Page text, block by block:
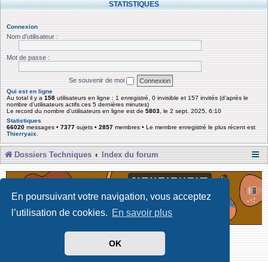
En poursuivant votre navigation, vous acceptez
l’utilisation de cookies. En savoir plus
OK
STATISTIQUES
Connexion
Nom d’utilisateur :
Mot de passe :
Se souvenir de moi
Qui est en ligne
Au total il y a 158 utilisateurs en ligne : 1 enregistré, 0 invisible et 157 invités (d’après le
nombre d’utilisateurs actifs ces 5 dernières minutes)
Le record du nombre d’utilisateurs en ligne est de 5803 , le 2 sept. 2025, 6:10
Statistiques
66020 messages • 7377 sujets • 2857 membres • Le membre enregistré le plus récent est
Thierryaix
Dossiers Techniques Index du forum
Développé par Forum Software © phpBB Limited